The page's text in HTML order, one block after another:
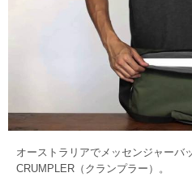
オーストラリアでメッセンジャーバ
CRUMPLER（クランプラー）。